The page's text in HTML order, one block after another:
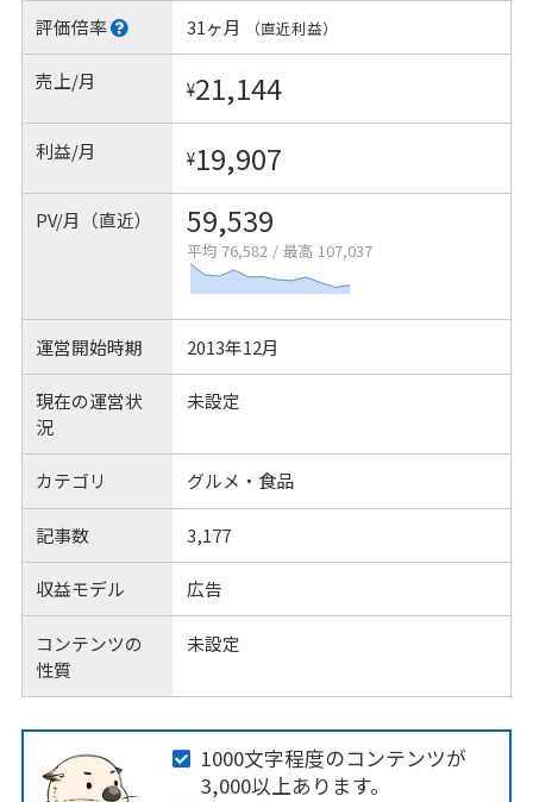
評価倍率 31ヶ月 （直近利益）
売上/月 ¥21,144
利益/月 ¥19,907
PV/月（直近） 59,539
平均 76,582 / 最高 107,037
運営開始時期 2013年12月
現在の運営状
況
未設定
カテゴリ グルメ・食品
記事数 3,177
収益モデル 広告
コンテンツの
性質
未設定
1000文字程度のコンテンツが
3,000以上あります。